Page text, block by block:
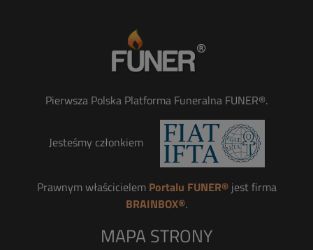
Pierwsza Polska Platforma Funeralna FUNER®.
Jesteśmy członkiem
Prawnym właścicielem Portalu FUNER®jest firma
BRAINBOX®.
MAPA STRONY